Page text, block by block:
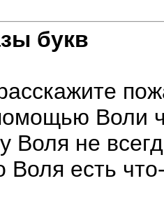
букв
Воли
Воля не
Воля есть